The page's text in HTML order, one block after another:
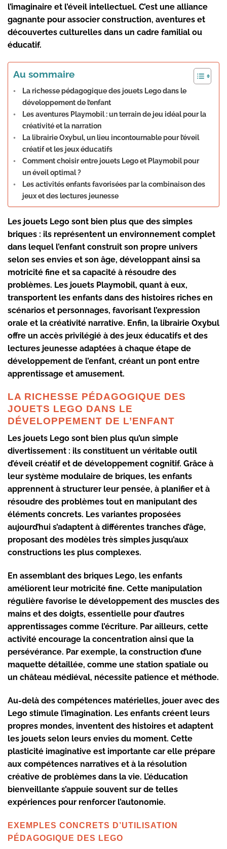
l’imaginaire et l’éveil intellectuel. C’est une alliance
gagnante pour associer construction, aventures et
découvertes culturelles dans un cadre familial ou
éducatif.
Au sommaire
La richesse pédagogique des jouets Lego dans le
développement de l’enfant
Les aventures Playmobil : un terrain de jeu idéal pour la
créativité et la narration
La librairie Oxybul, un lieu incontournable pour l’éveil
créatif et les jeux éducatifs
Comment choisir entre jouets Lego et Playmobil pour
un éveil optimal ?
Les activités enfants favorisées par la combinaison des
jeux et des lectures jeunesse
Les jouets Lego sont bien plus que des simples
briques : ils représentent un environnement complet
dans lequel l’enfant construit son propre univers
selon ses envies et son âge, développant ainsi sa
motricité fine et sa capacité à résoudre des
problèmes. Les jouets Playmobil, quant à eux,
transportent les enfants dans des histoires riches en
scénarios et personnages, favorisant l’expression
orale et la créativité narrative. Enfin, la librairie Oxybul
offre un accès privilégié à des jeux éducatifs et des
lectures jeunesse adaptées à chaque étape de
développement de l’enfant, créant un pont entre
apprentissage et amusement.
LA RICHESSE PÉDAGOGIQUE DES
JOUETS LEGO DANS LE
DÉVELOPPEMENT DE L’ENFANT
Les jouets Lego sont bien plus qu’un simple
divertissement : ils constituent un véritable outil
d’éveil créatif et de développement cognitif. Grâce à
leur système modulaire de briques, les enfants
apprennent à structurer leur pensée, à planifier et à
résoudre des problèmes tout en manipulant des
éléments concrets. Les variantes proposées
aujourd’hui s’adaptent à différentes tranches d’âge,
proposant des modèles très simples jusqu’aux
constructions les plus complexes.
En assemblant des briques Lego, les enfants
améliorent leur motricité fine. Cette manipulation
régulière favorise le développement des muscles des
mains et des doigts, essentielle pour d’autres
apprentissages comme l’écriture. Par ailleurs, cette
activité encourage la concentration ainsi que la
persévérance. Par exemple, la construction d’une
maquette détaillée, comme une station spatiale ou
un château médiéval, nécessite patience et méthode.
Au-delà des compétences matérielles, jouer avec des
Lego stimule l’imagination. Les enfants créent leurs
propres mondes, inventent des histoires et adaptent
les jouets selon leurs envies du moment. Cette
plasticité imaginative est importante car elle prépare
aux compétences narratives et à la résolution
créative de problèmes dans la vie. L’éducation
bienveillante s’appuie souvent sur de telles
expériences pour renforcer l’autonomie.
EXEMPLES CONCRETS D’UTILISATION
PÉDAGOGIQUE DES LEGO